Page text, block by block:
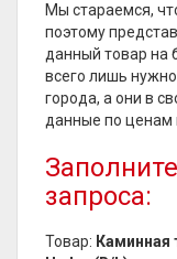
Мы стараемся,
поэтому
данный товар на
всего лишь
города, а они в
данные по ценам
запроса:
Товар: Каминная